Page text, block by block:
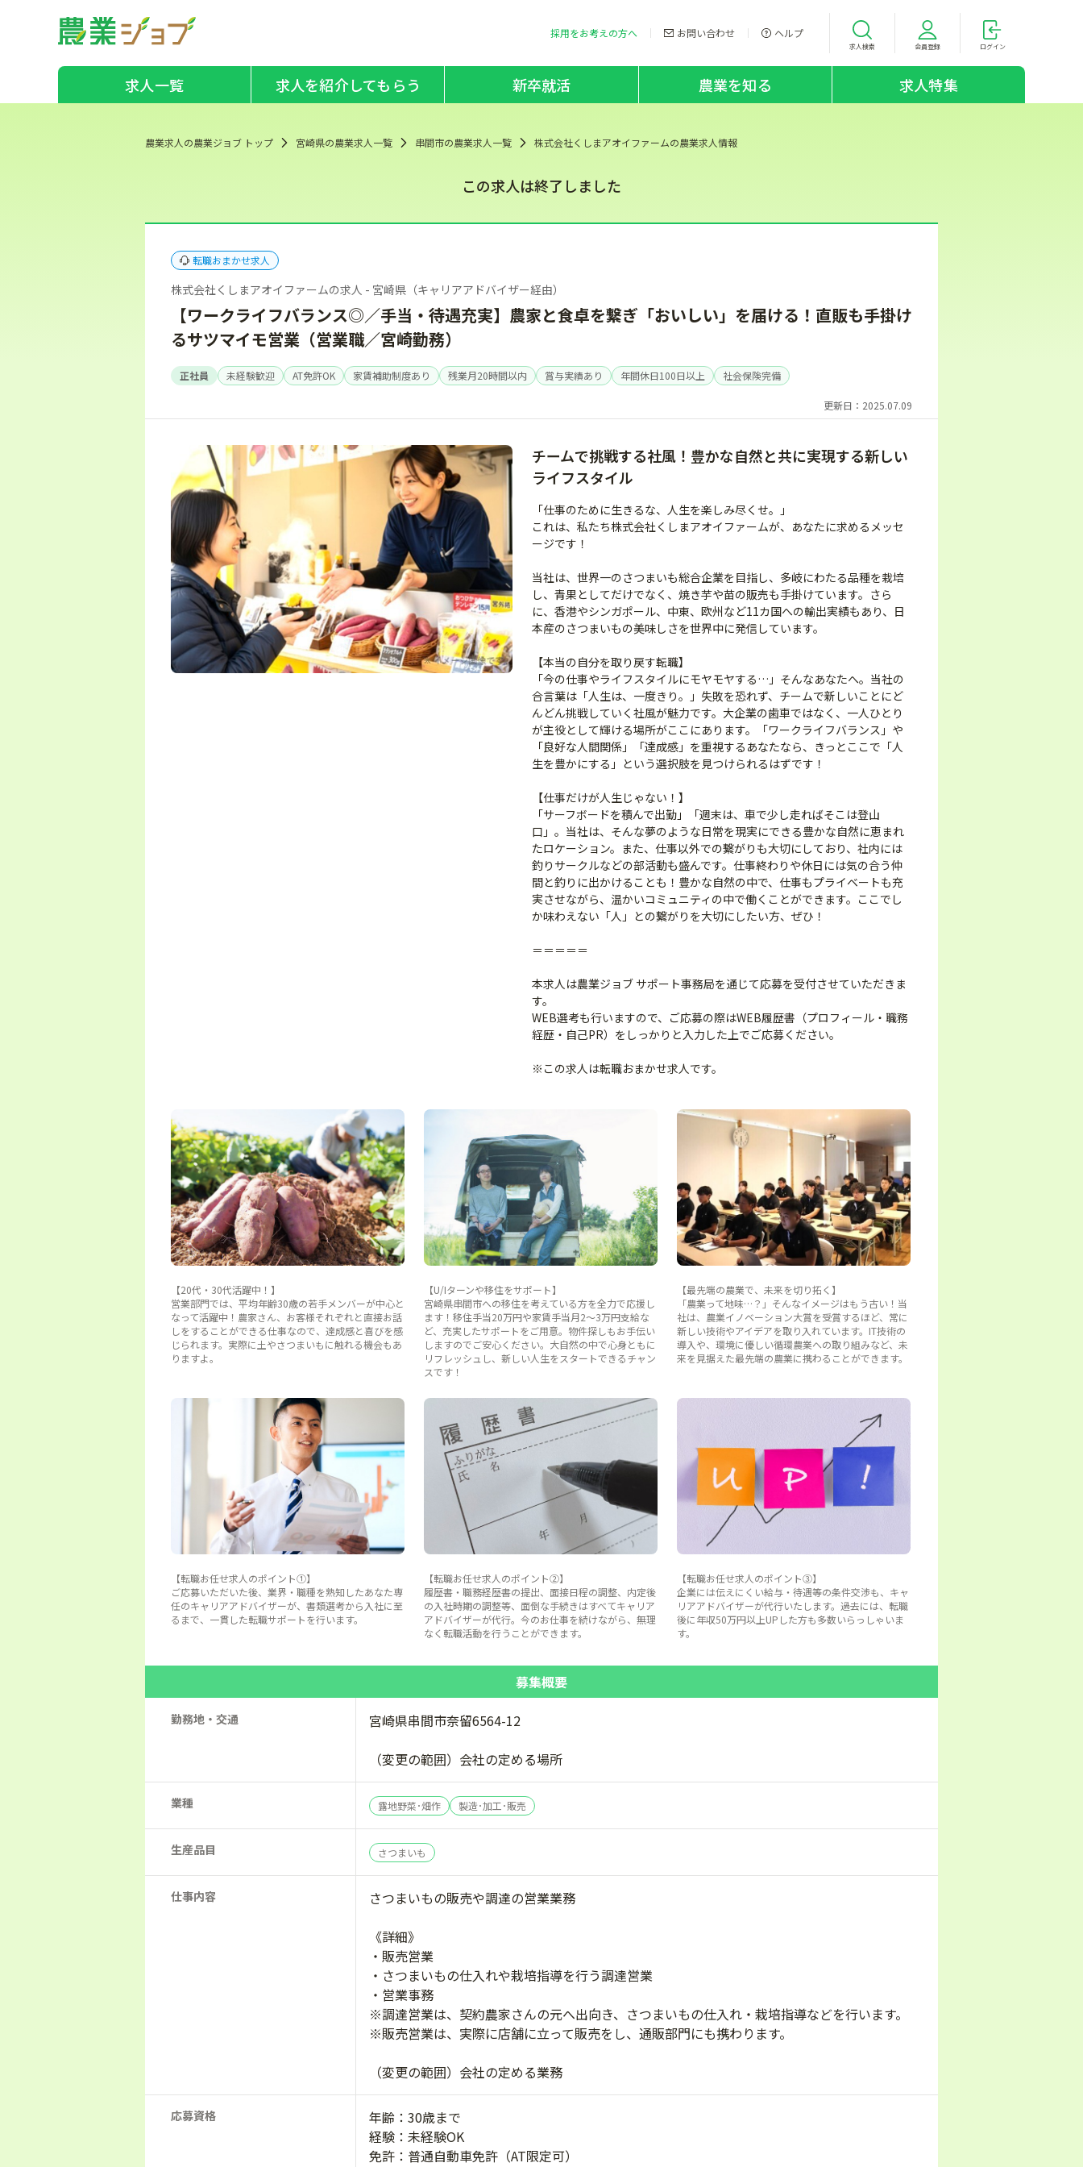
採用をお考えの方へ お問い合わせ ヘルプ
求人検索 会員登録 ログイン
求人一覧 求人を紹介してもらう 新卒就活 農業を知る 求人特集
農業求人の農業ジョブ トップ 宮崎県の農業求人一覧 串間市の農業求人一覧 株式会社くしまアオイファームの農業求人情報
この求人は終了しました
転職おまかせ求人
株式会社くしまアオイファームの求人 - 宮崎県（キャリアアドバイザー経由）
【ワークライフバランス◎／手当・待遇充実】農家と食卓を繋ぎ「おいしい」を届ける！直販も手掛け
るサツマイモ営業（営業職／宮崎勤務）
正社員 未経験歓迎 AT免許OK 家賃補助制度あり 残業月20時間以内 賞与実績あり 年間休日100日以上 社会保険完備
更新日：2025.07.09
チームで挑戦する社風！豊かな自然と共に実現する新しい
ライフスタイル
「仕事のために生きるな、人生を楽しみ尽くせ。」
これは、私たち株式会社くしまアオイファームが、あなたに求めるメッセ
ージです！
当社は、世界一のさつまいも総合企業を目指し、多岐にわたる品種を栽培
し、青果としてだけでなく、焼き芋や苗の販売も手掛けています。さら
に、香港やシンガポール、中東、欧州など11カ国への輸出実績もあり、日
本産のさつまいもの美味しさを世界中に発信しています。
【本当の自分を取り戻す転職】
「今の仕事やライフスタイルにモヤモヤする…」そんなあなたへ。当社の
合言葉は「人生は、一度きり。」失敗を恐れず、チームで新しいことにど
んどん挑戦していく社風が魅力です。大企業の歯車ではなく、一人ひとり
が主役として輝ける場所がここにあります。「ワークライフバランス」や
「良好な人間関係」「達成感」を重視するあなたなら、きっとここで「人
生を豊かにする」という選択肢を見つけられるはずです！
【仕事だけが人生じゃない！】
「サーフボードを積んで出勤」「週末は、車で少し走ればそこは登山
口」。当社は、そんな夢のような日常を現実にできる豊かな自然に恵まれ
たロケーション。また、仕事以外での繋がりも大切にしており、社内には
釣りサークルなどの部活動も盛んです。仕事終わりや休日には気の合う仲
間と釣りに出かけることも！豊かな自然の中で、仕事もプライベートも充
実させながら、温かいコミュニティの中で働くことができます。ここでし
か味わえない「人」との繋がりを大切にしたい方、ぜひ！
＝＝＝＝＝
本求人は農業ジョブ サポート事務局を通じて応募を受付させていただきま
す。
WEB選考も行いますので、ご応募の際はWEB履歴書（プロフィール・職務
経歴・自己PR）をしっかりと入力した上でご応募ください。
※この求人は転職おまかせ求人です。
【20代・30代活躍中！】
営業部門では、平均年齢30歳の若手メンバーが中心と
なって活躍中！農家さん、お客様それぞれと直接お話
しをすることができる仕事なので、達成感と喜びを感
じられます。実際に土やさつまいもに触れる機会もあ
りますよ。
【U/Iターンや移住をサポート】
宮崎県串間市への移住を考えている方を全力で応援し
ます！移住手当20万円や家賃手当月2〜3万円支給な
ど、充実したサポートをご用意。物件探しもお手伝い
しますのでご安心ください。大自然の中で心身ともに
リフレッシュし、新しい人生をスタートできるチャン
スです！
【最先端の農業で、未来を切り拓く】
「農業って地味…？」そんなイメージはもう古い！当
社は、農業イノベーション大賞を受賞するほど、常に
新しい技術やアイデアを取り入れています。IT技術の
導入や、環境に優しい循環農業への取り組みなど、未
来を見据えた最先端の農業に携わることができます。
【転職お任せ求人のポイント①】
ご応募いただいた後、業界・職種を熟知したあなた専
任のキャリアアドバイザーが、書類選考から入社に至
るまで、一貫した転職サポートを行います。
【転職お任せ求人のポイント②】
履歴書・職務経歴書の提出、面接日程の調整、内定後
の入社時期の調整等、面倒な手続きはすべてキャリア
アドバイザーが代行。今のお仕事を続けながら、無理
なく転職活動を行うことができます。
【転職お任せ求人のポイント③】
企業には伝えにくい給与・待遇等の条件交渉も、キャ
リアアドバイザーが代行いたします。過去には、転職
後に年収50万円以上UPした方も多数いらっしゃいま
す。
募集概要
勤務地・交通
宮崎県串間市奈留6564-12
（変更の範囲）会社の定める場所
業種 露地野菜･畑作 製造･加工･販売
生産品目 さつまいも
仕事内容
さつまいもの販売や調達の営業業務
《詳細》
・販売営業
・さつまいもの仕入れや栽培指導を行う調達営業
・営業事務
※調達営業は、契約農家さんの元へ出向き、さつまいもの仕入れ・栽培指導などを行います。
※販売営業は、実際に店舗に立って販売をし、通販部門にも携わります。
（変更の範囲）会社の定める業務
応募資格
年齢：30歳まで
経験：未経験OK
免許：普通自動車免許（AT限定可）